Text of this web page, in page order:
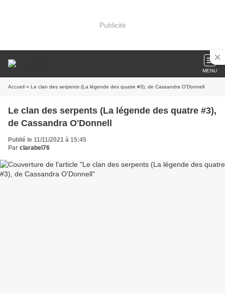
Publicité
MENU
Accueil » Le clan des serpents (La légende des quatre #3), de Cassandra O'Donnell
Le clan des serpents (La légende des quatre #3),
de Cassandra O'Donnell
Publié le 11/11/2021 à 15:45
Par clarabel76